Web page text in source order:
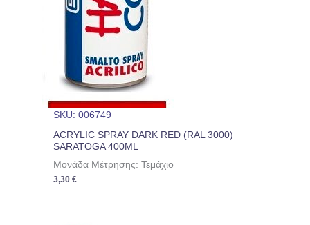
SKU: 006749
ACRYLIC SPRAY DARK RED (RAL 3000)
SARATOGA 400ML
Μονάδα Μέτρησης: Τεμάχιο
3,30€